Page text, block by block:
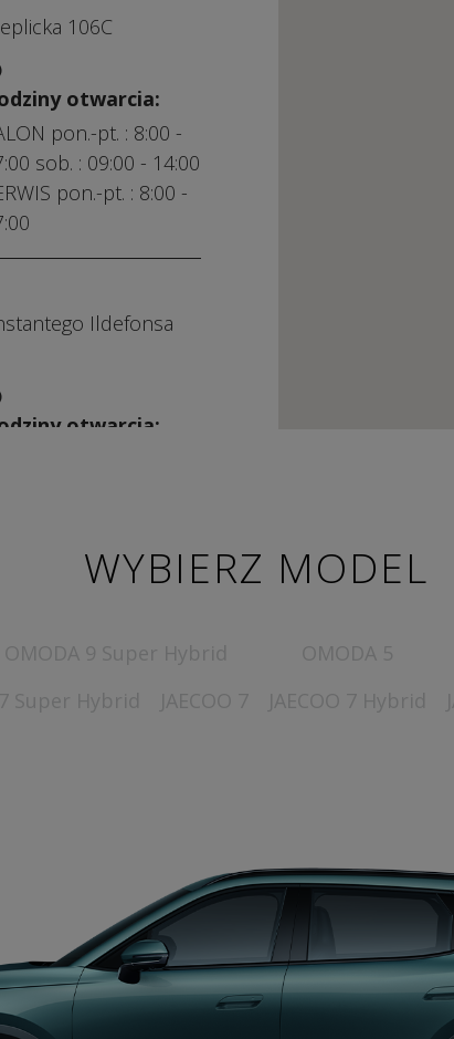
106C
otwarcia:
pon.-pt. : 8:00 -
sob. : 09:00 - 14:00
pon.-pt. : 8:00 -
Ildefonsa
otwarcia:
WYBIERZ MODEL
OMODA 9 Super Hybrid OMODA 5
7 Super Hybrid JAECOO 7 JAECOO 7 Hybrid